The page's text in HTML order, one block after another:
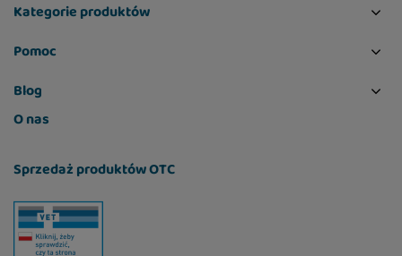
Kategorie produktów
Pomoc
Blog
O nas
Sprzedaż produktów OTC